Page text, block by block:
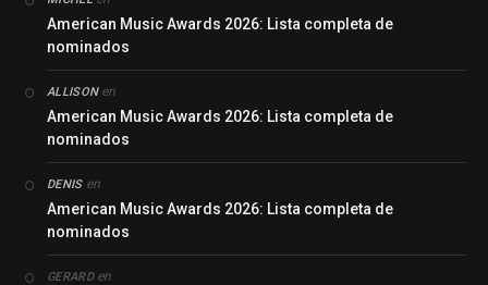
American Music Awards 2026: Lista completa de
nominados
ALLISONen
American Music Awards 2026: Lista completa de
nominados
DENISen
American Music Awards 2026: Lista completa de
nominados
GERARDen